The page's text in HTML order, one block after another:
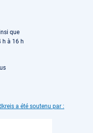
que
h à 16 h
a été soutenu par :